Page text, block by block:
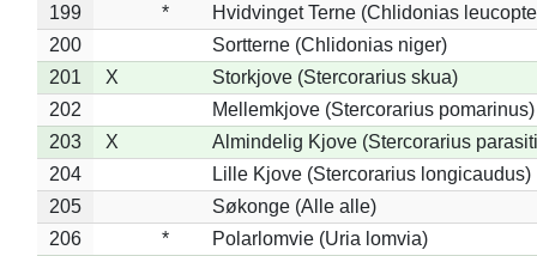
199
*
Hvidvinget Terne (Chlidonias
200
Sortterne (Chlidonias niger)
201
X
Storkjove (Stercorarius skua)
202
Mellemkjove (Stercorarius pomarinus)
203
X
Almindelig Kjove (Stercorarius
204
Lille Kjove (Stercorarius longicaudus)
205
Søkonge (Alle alle)
206
*
Polarlomvie (Uria lomvia)